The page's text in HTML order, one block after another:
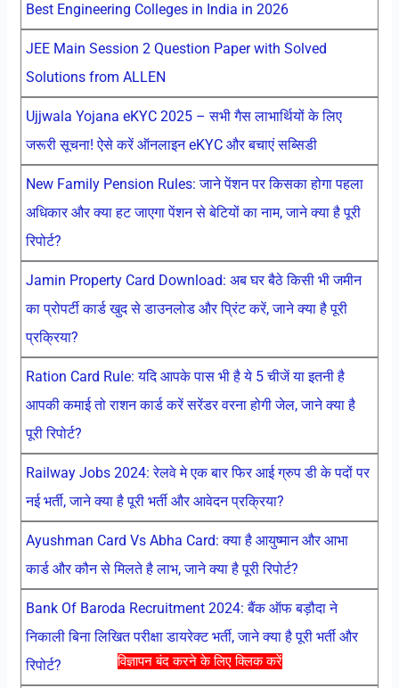
विज्ञापन बंद करने के लिए क्लिक करें
Best Engineering Colleges in India in 2026
JEE Main Session 2 Question Paper with Solved
Solutions from ALLEN
Ujjwala Yojana eKYC 2025 – सभी गैस लाभार्थियों के लिए
जरूरी सूचना! ऐसे करें ऑनलाइन eKYC और बचाएं सब्सिडी
New Family Pension Rules: जाने पेंशन पर किसका होगा पहला
अधिकार और क्या हट जाएगा पेंशन से बेटियों का नाम, जाने क्या है पूरी
रिपोर्ट?
Jamin Property Card Download: अब घर बैठे किसी भी जमीन
का प्रोपर्टी कार्ड खुद से डाउनलोड और प्रिंट करें, जाने क्या है पूरी
प्रक्रिया?
Ration Card Rule: यदि आपके पास भी है ये 5 चीजें या इतनी है
आपकी कमाई तो राशन कार्ड करें सरेंडर वरना होगी जेल, जाने क्या है
पूरी रिपोर्ट?
Railway Jobs 2024: रेलवे मे एक बार फिर आई ग्रुप डी के पदों पर
नई भर्ती, जाने क्या है पूरी भर्ती और आवेदन प्रक्रिया?
Ayushman Card Vs Abha Card: क्या है आयुष्मान और आभा
कार्ड और कौन से मिलते है लाभ, जाने क्या है पूरी रिपोर्ट?
Bank Of Baroda Recruitment 2024: बैंक ऑफ बड़ौदा ने
निकाली बिना लिखित परीक्षा डायरेक्ट भर्ती, जाने क्या है पूरी भर्ती और
रिपोर्ट?